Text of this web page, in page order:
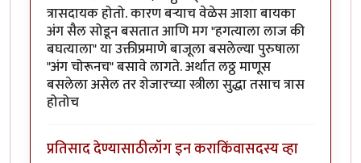
त्रासदायक होतो. कारण बऱ्याच वेळेस आशा बायका
अंग सैल सोडून बसतात आणि मग "हगत्याला लाज की
बघत्याला" या उक्तीप्रमाणे बाजूला बसलेल्या पुरुषाला
"अंग चोरूनच" बसावे लागते. अर्थात लठ्ठ माणूस
बसलेला असेल तर शेजारच्या स्त्रीला सुद्धा तसाच त्रास
होतोच
प्रतिसाद देण्यासाठीलॉग इन कराकिंवासदस्य व्हा